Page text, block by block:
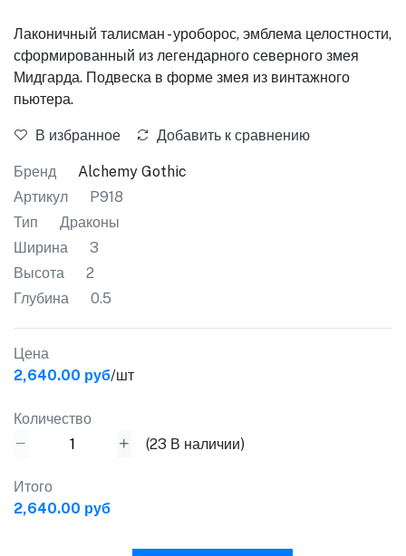
Лаконичный талисман - уроборос, эмблема целостности,
сформированный из легендарного северного змея
Мидгарда. Подвеска в форме змея из винтажного
пьютера.
В избранное Добавить к сравнению
Бренд
Alchemy Gothic
Артикул
P918
Тип
Драконы
Ширина
3
Высота
2
Глубина
0.5
Цена
2,640.00 руб/шт
Количество
(23 В наличии)
Итого
2,640.00 руб